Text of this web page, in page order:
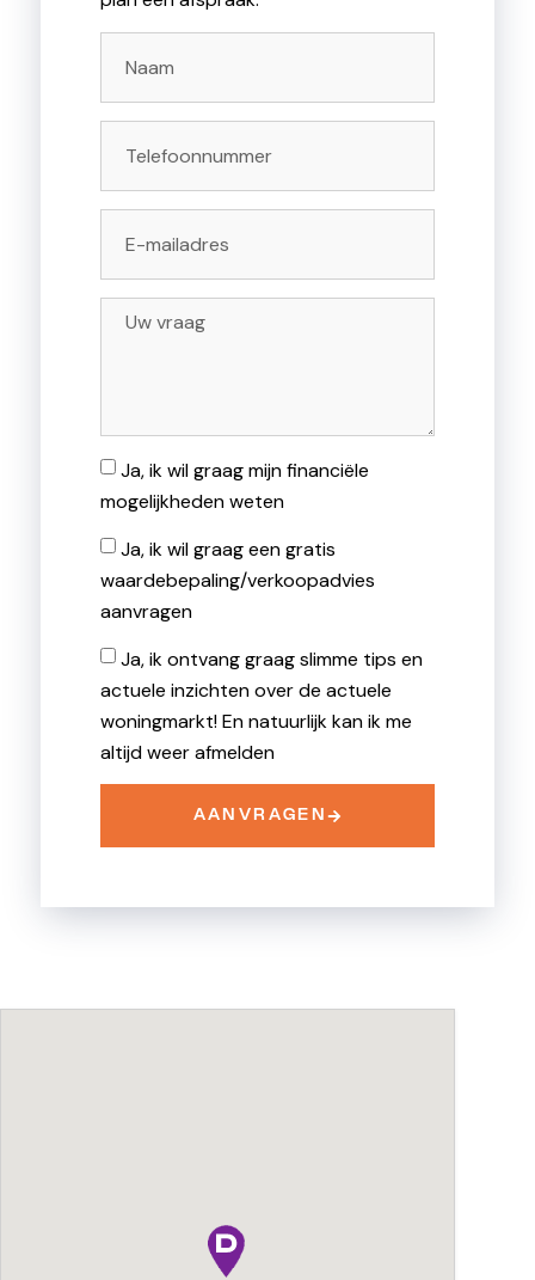
Ja, ik wil graag mijn financiële
mogelijkheden weten
Ja, ik wil graag een gratis
waardebepaling/verkoopadvies
aanvragen
Ja, ik ontvang graag slimme tips en
actuele inzichten over de actuele
woningmarkt! En natuurlijk kan ik me
altijd weer afmelden
AANVRAGEN